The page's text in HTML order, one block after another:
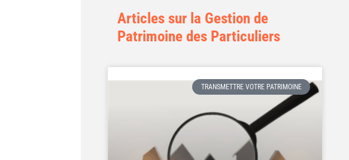
Articles sur la Gestion de
Patrimoine des Particuliers
TRANSMETTRE VOTRE PATRIMOINE